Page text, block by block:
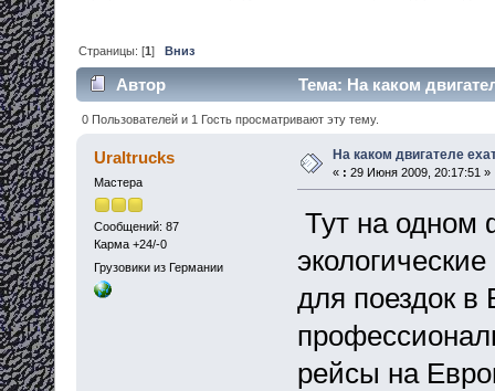
Страницы: [1]Вниз
Автор Тема: На каком
0 Пользователей и 1 Гость просматривают эту тему.
Uraltrucks
Мастера
Сообщений: 87
Карма +24/-0
Грузовики из Германии
На каком двигателе
« : 29 Июня 2009, 20:17:51 »
Тут на одном
для поездок в
рейсы на